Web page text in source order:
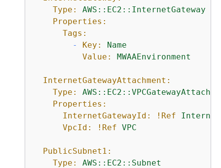
Type:
AWS::EC2::InternetGateway
Properties:
Tags:
-
Key:
Name
Value:
MWAAEnvironment
InternetGatewayAttachment:
Type:
Properties:
InternetGatewayId:
!Ref
VpcId:
!Ref VPC
PublicSubnet1:
Type:
AWS::EC2::Subnet